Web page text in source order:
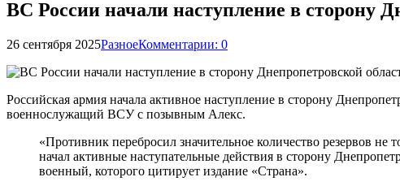
ВС России начали наступление в сторону
26 сентября 2025РазноеКомментарии: 0
Российская армия начала активное наступление в сторону
военнослужащий ВСУ с позывным Алекс.
«Противник перебросил значительное количество резервов не
начал активные наступательные действия в сторону
военный, которого цитирует издание «Страна».